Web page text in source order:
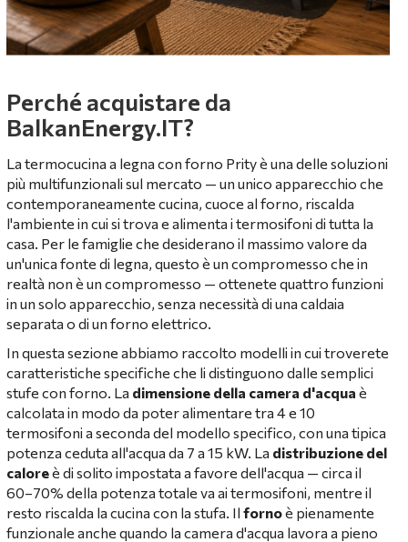
Perché acquistare da
BalkanEnergy.IT?
La termocucina a legna con forno Prity è una delle soluzioni
più multifunzionali sul mercato — un unico apparecchio che
contemporaneamente cucina, cuoce al forno, riscalda
l'ambiente in cui si trova e alimenta i termosifoni di tutta la
casa. Per le famiglie che desiderano il massimo valore da
un'unica fonte di legna, questo è un compromesso che in
realtà non è un compromesso — ottenete quattro funzioni
in un solo apparecchio, senza necessità di una caldaia
separata o di un forno elettrico.
In questa sezione abbiamo raccolto modelli in cui troverete
caratteristiche specifiche che li distinguono dalle semplici
stufe con forno. La dimensione della camera d'acqua è
calcolata in modo da poter alimentare tra 4 e 10
termosifoni a seconda del modello specifico, con una tipica
potenza ceduta all'acqua da 7 a 15 kW. La distribuzione del
caloreè di solito impostata a favore dell'acqua — circa il
60–70% della potenza totale va ai termosifoni, mentre il
resto riscalda la cucina con la stufa. Il fornoè pienamente
funzionale anche quando la camera d'acqua lavora a pieno